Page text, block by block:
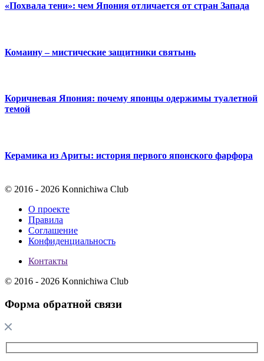
«Похвала тени»: чем Япония отличается от стран Запада
Комаину – мистические защитники святынь
Коричневая Япония: почему японцы одержимы туалетной
темой
Керамика из Ариты: история первого японского фарфора
© 2016 - 2026 Konnichiwa Club
О проекте
Правила
Соглашение
Конфиденциальность
Контакты
© 2016 - 2026 Konnichiwa Club
Форма обратной связи